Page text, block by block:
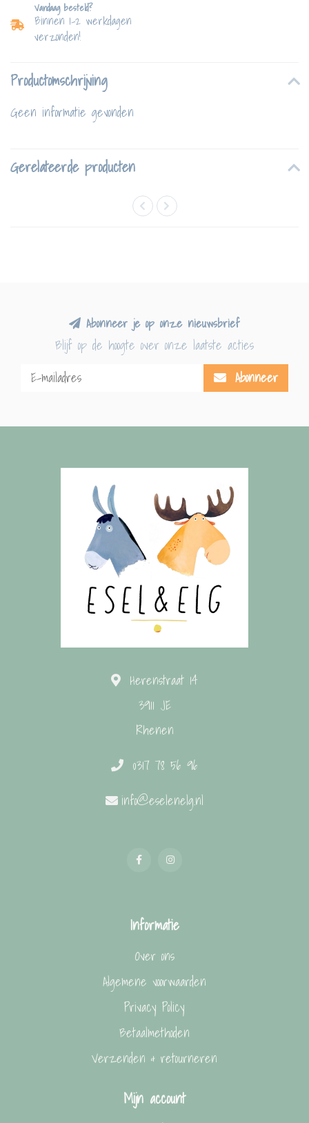
Vandaag besteld?
Binnen 1-2 werkdagen
verzonden!
Productomschrijving
Geen informatie gevonden
Gerelateerde producten
Abonneer je op onze nieuwsbrief
Blijf op de hoogte over onze laatste acties
Abonneer
Herenstraat 14
3911 JE
Rhenen
0317 78 56 96
info@eselenelg.nl
Informatie
Over ons
Algemene voorwaarden
Privacy Policy
Betaalmethoden
Verzenden & retourneren
Mijn account